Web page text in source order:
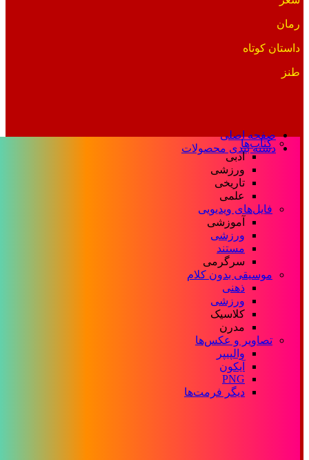
رمان
داستان کوتاه
طنز
صفحه اصلی
دسته بندی محصولات
کتاب‌ها
ادبی
ورزشی
تاریخی
علمی
فایل‌های ویدیویی
آموزشی
ورزشی
مستند
سرگرمی
موسیقی بدون کلام
ذهنی
ورزشی
کلاسیک
مدرن
تصاویر و عکس‌ها
والپیپر
آیکون
PNG
دیگر فرمت‌ها